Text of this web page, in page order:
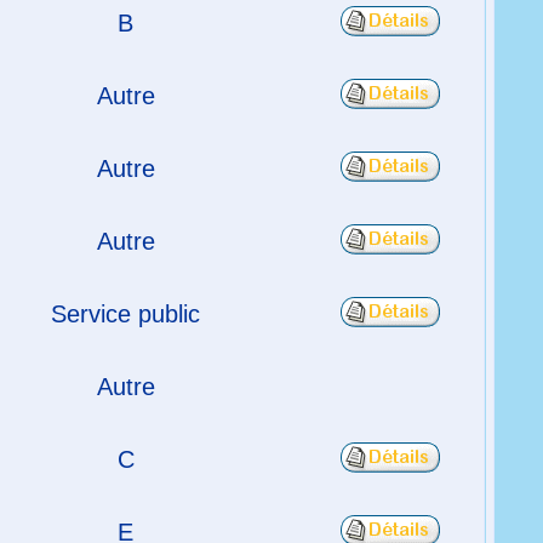
B
Autre
Autre
Autre
Service public
Autre
C
E